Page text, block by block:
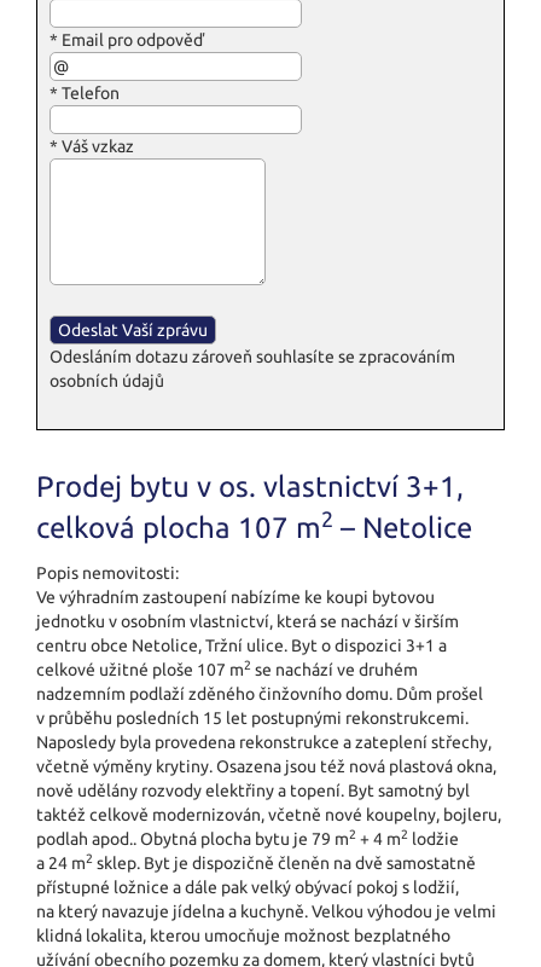
* Email pro odpověď
* Telefon
* Váš vzkaz
Odesláním dotazu zároveň souhlasíte se zpracováním
osobních údajů
Prodej bytu v os. vlastnictví 3+1,
celková plocha 107 m2 – Netolice
Popis nemovitosti:
Ve výhradním zastoupení nabízíme ke koupi bytovou
jednotku v osobním vlastnictví, která se nachází v širším
centru obce Netolice, Tržní ulice. Byt o dispozici 3+1 a
celkové užitné ploše 107 m2 se nachází ve druhém
nadzemním podlaží zděného činžovního domu. Dům prošel
v průběhu posledních 15 let postupnými rekonstrukcemi.
Naposledy byla provedena rekonstrukce a zateplení střechy,
včetně výměny krytiny. Osazena jsou též nová plastová okna,
nově udělány rozvody elektřiny a topení. Byt samotný byl
taktéž celkově modernizován, včetně nové koupelny, bojleru,
podlah apod.. Obytná plocha bytu je 79 m2 + 4 m2 lodžie
a 24 m2 sklep. Byt je dispozičně členěn na dvě samostatně
přístupné ložnice a dále pak velký obývací pokoj s lodžií,
na který navazuje jídelna a kuchyně. Velkou výhodou je velmi
klidná lokalita, kterou umocňuje možnost bezplatného
užívání obecního pozemku za domem, který vlastníci bytů